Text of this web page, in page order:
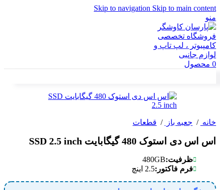
Skip to navigation Skip to main content
منو
0 محصول
خانه / جعبه باز / قطعات
اس اس دی استوک 480 گیگابایت SSD 2.5 inch
ظرفیت:480GB
فرم فاکتور:2.5 اینچ